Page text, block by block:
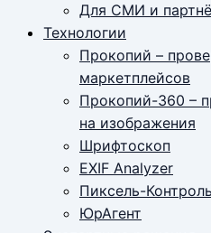
Для СМИ и
Технологии
Прокопий –
маркетплейсов
Прокопий-360 –
на изображения
Шрифтоскоп
EXIF Analyzer
Пиксель-Контроль
ЮрАгент